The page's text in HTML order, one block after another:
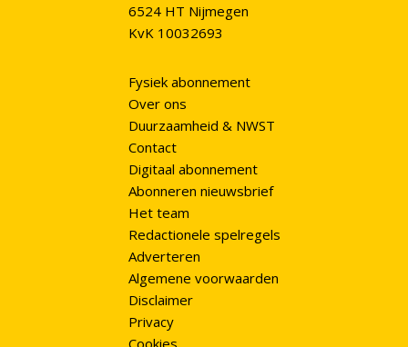
6524 HT Nijmegen
KvK 10032693
Fysiek abonnement
Over ons
Duurzaamheid & NWST
Contact
Digitaal abonnement
Abonneren nieuwsbrief
Het team
Redactionele spelregels
Adverteren
Algemene voorwaarden
Disclaimer
Privacy